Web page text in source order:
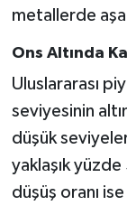
metallerde
Ons Altında
Uluslararası
seviyesinin
düşük
yaklaşık
düşüş oranı